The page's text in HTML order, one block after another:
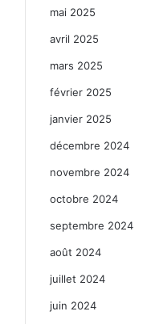
mai 2025
avril 2025
mars 2025
février 2025
janvier 2025
décembre 2024
novembre 2024
octobre 2024
septembre 2024
août 2024
juillet 2024
juin 2024